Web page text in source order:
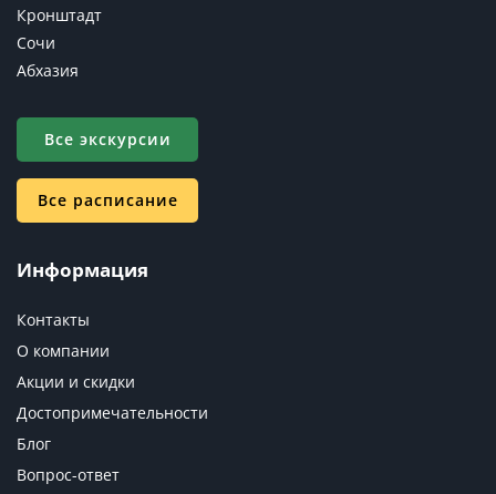
Кронштадт
Сочи
Абхазия
Все экскурсии
Все расписание
Информация
Контакты
О компании
Акции и скидки
Достопримечательности
Блог
Вопрос-ответ